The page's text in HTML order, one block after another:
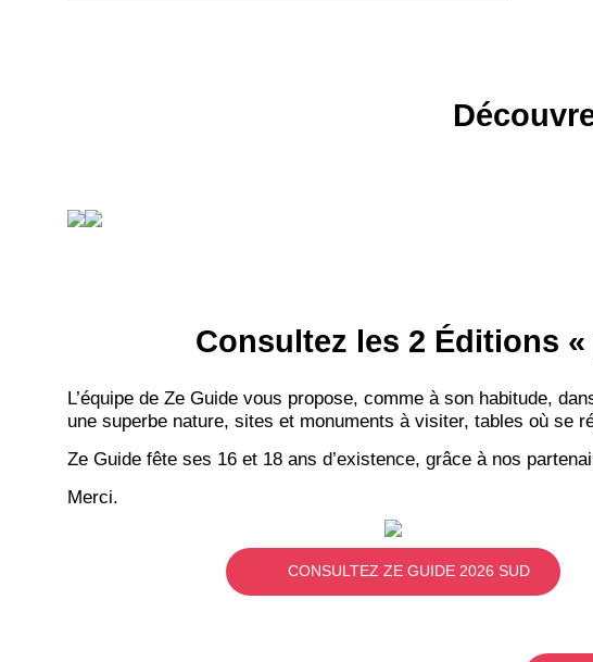
Consultez les 2 Éditions
L’équipe de Ze Guide vous propose, comme à son habitude,
une superbe nature, sites et monuments à visiter, tables où se
Ze Guide fête ses 16 et 18 ans d’existence, grâce à nos
Merci.
CONSULTEZ ZE GUIDE 2026 SUD